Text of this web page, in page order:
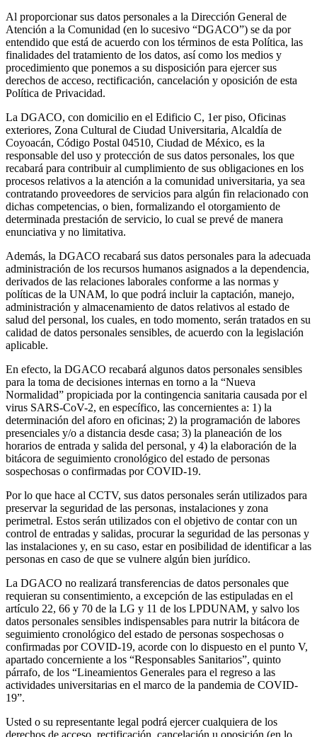
Al proporcionar sus datos personales a la Dirección General de
Atención a la Comunidad (en lo sucesivo “DGACO”) se da por
entendido que está de acuerdo con los términos de esta Política, las
finalidades del tratamiento de los datos, así como los medios y
procedimiento que ponemos a su disposición para ejercer sus
derechos de acceso, rectificación, cancelación y oposición de esta
Política de Privacidad.
La DGACO, con domicilio en el Edificio C, 1er piso, Oficinas
exteriores, Zona Cultural de Ciudad Universitaria, Alcaldía de
Coyoacán, Código Postal 04510, Ciudad de México, es la
responsable del uso y protección de sus datos personales, los que
recabará para contribuir al cumplimiento de sus obligaciones en los
procesos relativos a la atención a la comunidad universitaria, ya sea
contratando proveedores de servicios para algún fin relacionado con
dichas competencias, o bien, formalizando el otorgamiento de
determinada prestación de servicio, lo cual se prevé de manera
enunciativa y no limitativa.
Además, la DGACO recabará sus datos personales para la adecuada
administración de los recursos humanos asignados a la dependencia,
derivados de las relaciones laborales conforme a las normas y
políticas de la UNAM, lo que podrá incluir la captación, manejo,
administración y almacenamiento de datos relativos al estado de
salud del personal, los cuales, en todo momento, serán tratados en su
calidad de datos personales sensibles, de acuerdo con la legislación
aplicable.
En efecto, la DGACO recabará algunos datos personales sensibles
para la toma de decisiones internas en torno a la “Nueva
Normalidad” propiciada por la contingencia sanitaria causada por el
virus SARS-CoV-2, en específico, las concernientes a: 1) la
determinación del aforo en oficinas; 2) la programación de labores
presenciales y/o a distancia desde casa; 3) la planeación de los
horarios de entrada y salida del personal, y 4) la elaboración de la
bitácora de seguimiento cronológico del estado de personas
sospechosas o confirmadas por COVID-19.
Por lo que hace al CCTV, sus datos personales serán utilizados para
preservar la seguridad de las personas, instalaciones y zona
perimetral. Estos serán utilizados con el objetivo de contar con un
control de entradas y salidas, procurar la seguridad de las personas y
las instalaciones y, en su caso, estar en posibilidad de identificar a las
personas en caso de que se vulnere algún bien jurídico.
La DGACO no realizará transferencias de datos personales que
requieran su consentimiento, a excepción de las estipuladas en el
artículo 22, 66 y 70 de la LG y 11 de los LPDUNAM, y salvo los
datos personales sensibles indispensables para nutrir la bitácora de
seguimiento cronológico del estado de personas sospechosas o
confirmadas por COVID-19, acorde con lo dispuesto en el punto V,
apartado concerniente a los “Responsables Sanitarios”, quinto
párrafo, de los “Lineamientos Generales para el regreso a las
actividades universitarias en el marco de la pandemia de COVID-
19”.
Usted o su representante legal podrá ejercer cualquiera de los